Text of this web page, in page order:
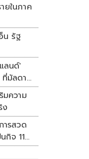
ยในภาค
รัฐ
ลนด์'
ที่มัลดาลิ
มความ
ง
ารสวด
กิจ 11